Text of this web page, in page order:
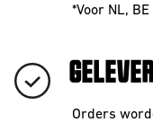
*Voor NL,
Orders